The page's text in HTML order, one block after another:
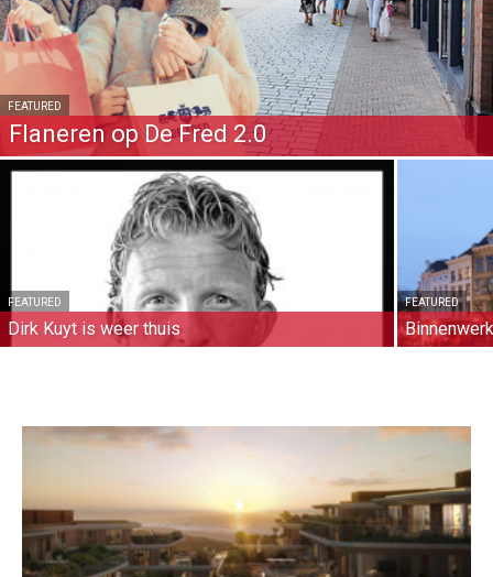
FEATURED
Flaneren op De Fred 2.0
FEATURED
Dirk Kuyt is weer thuis
FEATURED